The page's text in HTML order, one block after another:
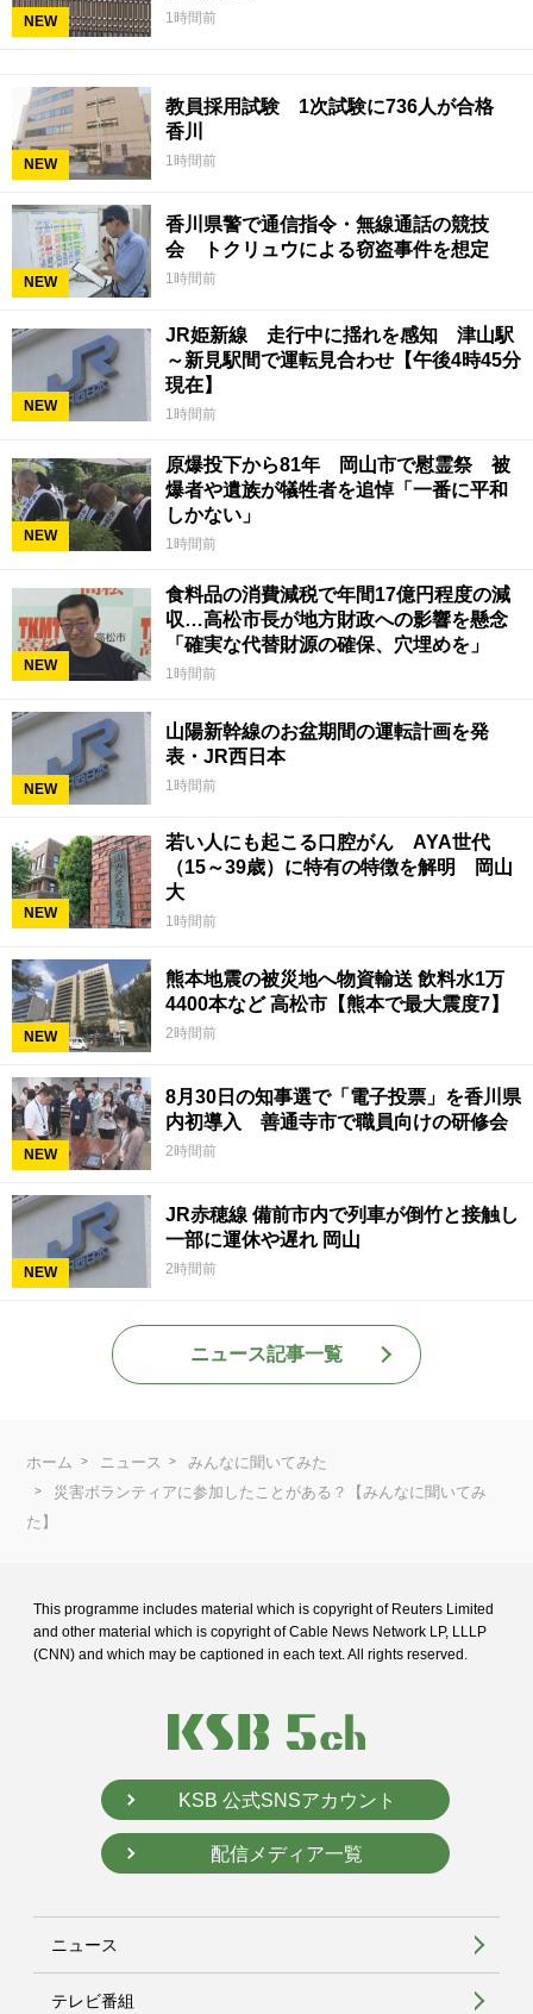
NEW 1時間前
NEW
教員採用試験 1次試験に736人が合格
香川
1時間前
NEW
香川県警で通信指令・無線通話の競技
会 トクリュウによる窃盗事件を想定
1時間前
NEW
JR姫新線 走行中に揺れを感知 津山駅
～新見駅間で運転見合わせ【午後4時45分
現在】
1時間前
NEW
原爆投下から81年 岡山市で慰霊祭 被
爆者や遺族が犠牲者を追悼「一番に平和
しかない」
1時間前
NEW
食料品の消費減税で年間17億円程度の減
収…高松市長が地方財政への影響を懸念
「確実な代替財源の確保、穴埋めを」
1時間前
NEW
山陽新幹線のお盆期間の運転計画を発
表・JR西日本
1時間前
NEW
若い人にも起こる口腔がん AYA世代
（15～39歳）に特有の特徴を解明 岡山
大
1時間前
NEW
熊本地震の被災地へ物資輸送 飲料水1万
4400本など 高松市【熊本で最大震度7】
2時間前
NEW
8月30日の知事選で「電子投票」を香川県
内初導入 善通寺市で職員向けの研修会
2時間前
NEW
JR赤穂線 備前市内で列車が倒竹と接触し
一部に運休や遅れ 岡山
2時間前
ニュース記事一覧
ホーム ニュース
みんなに聞いてみた
災害ボランティアに参加したことがある？【みんなに聞いてみ
た】
This programme includes material which is copyright of Reuters Limited
and other material which is copyright of Cable News Network LP, LLLP
(CNN) and which may be captioned in each text. All rights reserved.
KSB 公式SNSアカウント
配信メディア一覧
ニュース
テレビ番組